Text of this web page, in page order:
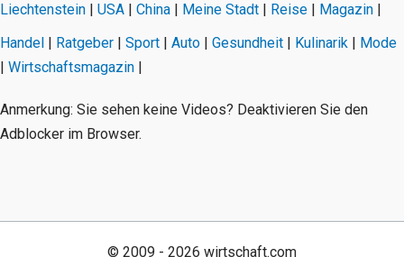
Liechtenstein | USA | China | Meine Stadt | Reise | Magazin |
Handel | Ratgeber | Sport | Auto | Gesundheit | Kulinarik | Mode
| Wirtschaftsmagazin |
Anmerkung: Sie sehen keine Videos? Deaktivieren Sie den
Adblocker im Browser.
© 2009 - 2026 wirtschaft.com